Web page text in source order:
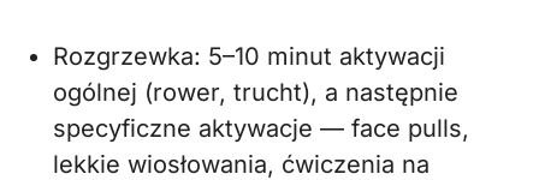
Rozgrzewka: 5–10 minut aktywacji
ogólnej (rower, trucht), a następnie
specyficzne aktywacje — face pulls,
lekkie wiosłowania, ćwiczenia na